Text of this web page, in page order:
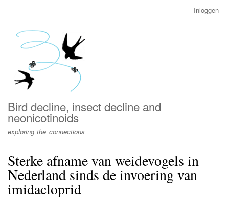
menu
Inloggen
Bird decline, insect decline and
neonicotinoids
exploring the connections
Sterke afname van weidevogels in
Nederland sinds de invoering van
imidacloprid